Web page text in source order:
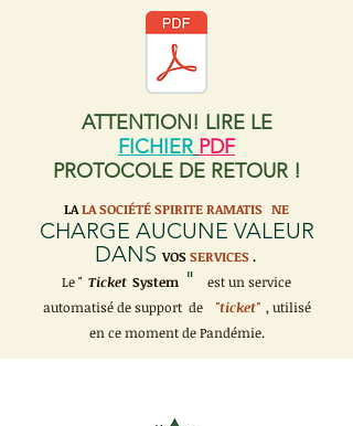
ATTENTION! LIRE LE
FICHIER PDF
PROTOCOLE DE RETOUR !
LALA SOCIÉTÉ SPIRITE RAMATIS NE
CHARGE AUCUNE VALEUR
DANS VOS SERVICES.
Le " Ticket System "
est un service
automatisé de support de
"ticket" , utilisé
en ce moment de Pandémie.